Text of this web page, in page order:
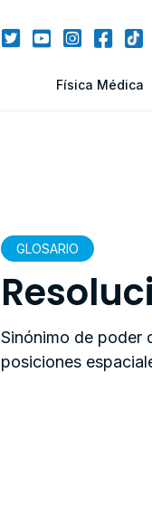
Física Médica
GLOSARIO
Sinónimo de poder
posiciones